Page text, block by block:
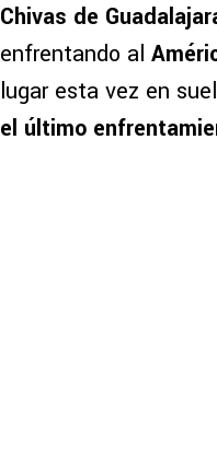
Chivas de
enfrentando al
lugar esta vez en
el último